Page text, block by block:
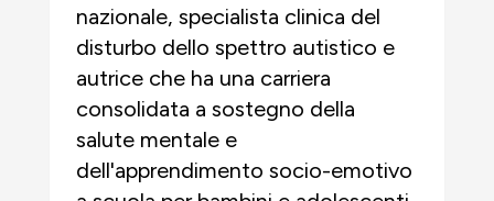
nazionale, specialista clinica del
disturbo dello spettro autistico e
autrice che ha una carriera
consolidata a sostegno della
salute mentale e
dell'apprendimento socio-emotivo